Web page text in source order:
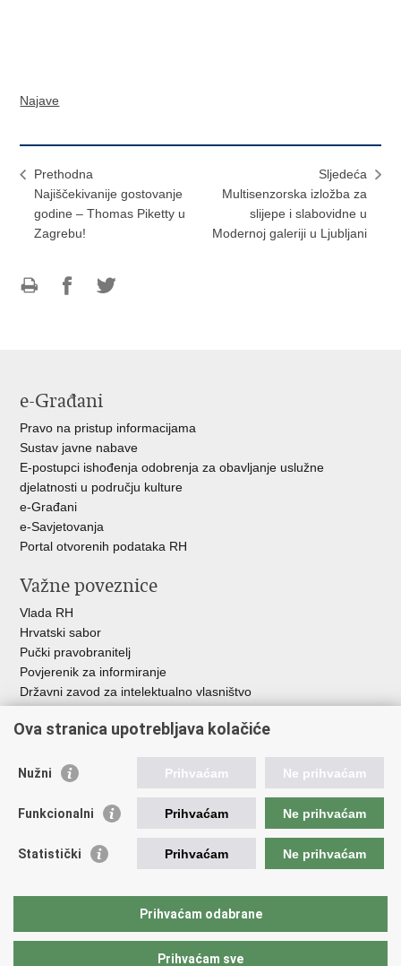
Najave
Prethodna
Najiščekivanije gostovanje
godine – Thomas Piketty u
Zagrebu!
Sljedeća
Multisenzorska izložba za
slijepe i slabovidne u
Modernoj galeriji u Ljubljani
e-Građani
Pravo na pristup informacijama
Sustav javne nabave
E-postupci ishođenja odobrenja za obavljanje uslužne
djelatnosti u području kulture
e-Građani
e-Savjetovanja
Portal otvorenih podataka RH
Važne poveznice
Vlada RH
Hrvatski sabor
Pučki pravobranitelj
Povjerenik za informiranje
Državni zavod za intelektualno vlasništvo
HAKOM
Ostale poveznice
Hrvatski audiovizualni centar
Creative Europe
EU National Institutes for Culture
Međunarodni centar za podvodnu arheologiju u Zadru (MCPA)
Ova stranica upotrebljava kolačiće
Nužni Prihvaćam Ne prihvaćam
Funkcionalni Prihvaćam Ne prihvaćam
Statistički Prihvaćam Ne prihvaćam
Prihvaćam odabrane
Prihvaćam sve